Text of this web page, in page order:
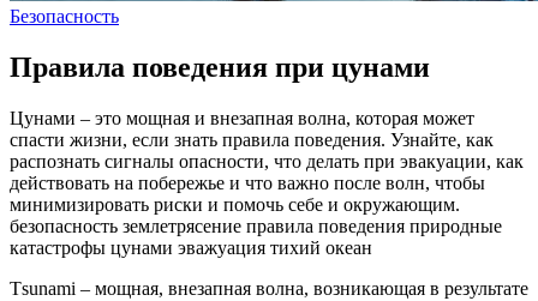
Безопасность
Правила поведения при цунами
Цунами – это мощная и внезапная волна, которая может
спасти жизни, если знать правила поведения. Узнайте, как
распознать сигналы опасности, что делать при эвакуации, как
действовать на побережье и что важно после волн, чтобы
минимизировать риски и помочь себе и окружающим.
безопасность землетрясение правила поведения природные
катастрофы цунами эважуация тихий океан
Тsunami – мощная, внезапная волна, возникающая в результате